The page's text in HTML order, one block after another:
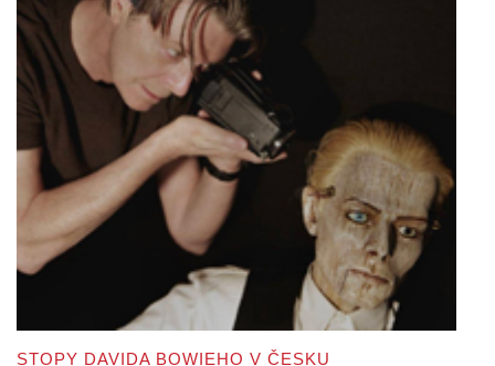
STOPY DAVIDA BOWIEHO V ČESKU